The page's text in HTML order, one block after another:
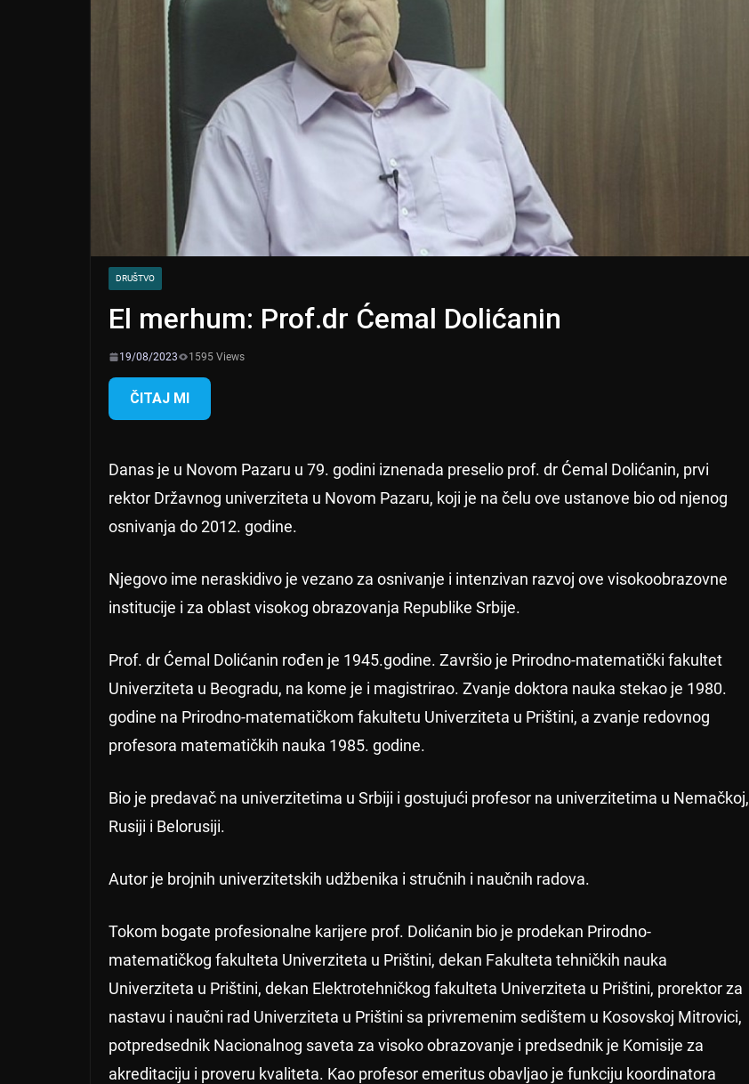
DRUŠTVO
El merhum: Prof.dr Ćemal Dolićanin
19/08/2023 1595 Views
ČITAJ MI
Danas je u Novom Pazaru u 79. godini iznenada preselio prof. dr Ćemal Dolićanin, prvi
rektor Državnog univerziteta u Novom Pazaru, koji je na čelu ove ustanove bio od njenog
osnivanja do 2012. godine.
Njegovo ime neraskidivo je vezano za osnivanje i intenzivan razvoj ove visokoobrazovne
institucije i za oblast visokog obrazovanja Republike Srbije.
Prof. dr Ćemal Dolićanin rođen je 1945.godine. Završio je Prirodno-matematički fakultet
Univerziteta u Beogradu, na kome je i magistrirao. Zvanje doktora nauka stekao je 1980.
godine na Prirodno-matematičkom fakultetu Univerziteta u Prištini, a zvanje redovnog
profesora matematičkih nauka 1985. godine.
Bio je predavač na univerzitetima u Srbiji i gostujući profesor na univerzitetima u Nemačkoj,
Rusiji i Belorusiji.
Autor je brojnih univerzitetskih udžbenika i stručnih i naučnih radova.
Tokom bogate profesionalne karijere prof. Dolićanin bio je prodekan Prirodno-
matematičkog fakulteta Univerziteta u Prištini, dekan Fakulteta tehničkih nauka
Univerziteta u Prištini, dekan Elektrotehničkog fakulteta Univerziteta u Prištini, prorektor za
nastavu i naučni rad Univerziteta u Prištini sa privremenim sedištem u Kosovskoj Mitrovici,
potpredsednik Nacionalnog saveta za visoko obrazovanje i predsednik je Komisije za
akreditaciju i proveru kvaliteta. Kao profesor emeritus obavljao je funkciju koordinatora